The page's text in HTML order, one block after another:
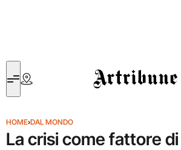
Artribune
HOME›DAL MONDO
La crisi come fattore